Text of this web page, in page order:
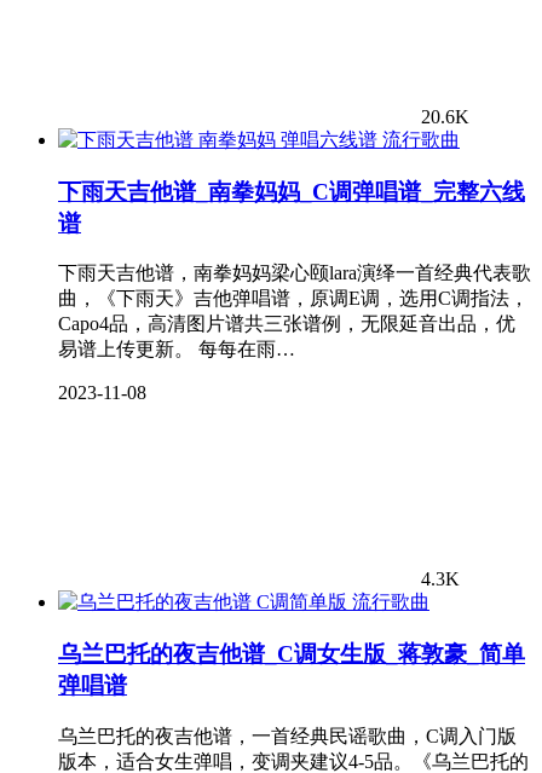
20.6K
流行歌曲
下雨天吉他谱_南拳妈妈_C调弹唱谱_完整六线
谱
下雨天吉他谱，南拳妈妈梁心颐lara演绎一首经典代表歌
曲，《下雨天》吉他弹唱谱，原调E调，选用C调指法，
Capo4品，高清图片谱共三张谱例，无限延音出品，优
易谱上传更新。 每每在雨…
2023-11-08
4.3K
流行歌曲
乌兰巴托的夜吉他谱_C调女生版_蒋敦豪_简单
弹唱谱
乌兰巴托的夜吉他谱，一首经典民谣歌曲，C调入门版
版本，适合女生弹唱，变调夹建议4-5品。《乌兰巴托的